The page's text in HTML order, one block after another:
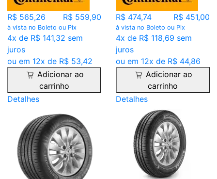
R$ 565,26 R$ 559,90
à vista no Boleto ou Pix
4x de R$ 141,32 sem
juros
ou em 12x de R$ 53,42
carrinho
Detalhes
R$ 474,74 R$ 451,00
à vista no Boleto ou Pix
4x de R$ 118,69 sem
juros
ou em 12x de R$ 44,86
carrinho
Detalhes